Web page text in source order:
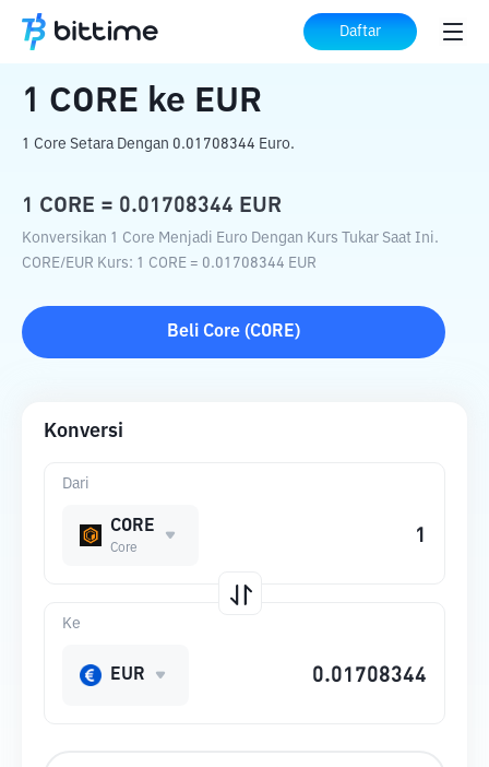
Daftar
Beranda Konverter Kripto EUR
1 CORE ke EUR
1 Core Setara Dengan 0.01708344 Euro.
1 CORE = 0.01708344 EUR
Konversikan 1 Core Menjadi Euro Dengan Kurs Tukar Saat Ini.
CORE/EUR Kurs: 1 CORE = 0.01708344 EUR
Beli Core (CORE)
Konversi
Dari
CORE
Core
Ke
EUR